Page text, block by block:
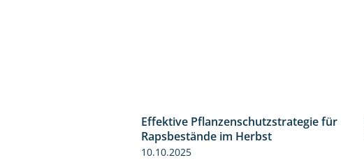
Effektive Pflanzenschutzstrategie für
Rapsbestände im Herbst
10.10.2025